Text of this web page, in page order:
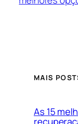
MAIS
As 15